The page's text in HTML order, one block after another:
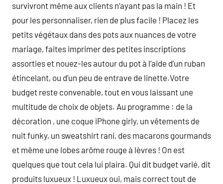
survivront même aux clients n’ayant pas la main ! Et
pour les personnaliser, rien de plus facile ! Placez les
petits végétaux dans des pots aux nuances de votre
mariage, faites imprimer des petites inscriptions
assorties et nouez-les autour du pot à l’aide d’un ruban
étincelant, ou d’un peu de entrave de linette.Votre
budget reste convenable, tout en vous laissant une
multitude de choix de objets. Au programme : de la
décoration , une coque iPhone girly, un vêtements de
nuit funky, un sweatshirt rani, des macarons gourmands
et même une lobes arôme rouge à lèvres ! On est
quelques que tout cela lui plaira. Qui dit budget varié, dit
produits luxueux ! Luxueux oui, mais correct tout de